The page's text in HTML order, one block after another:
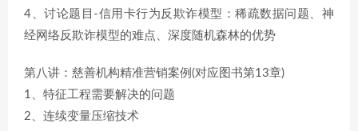
4、讨论题目-信用卡行为反欺诈模型：稀疏数据问题、神
经网络反欺诈模型的难点、深度随机森林的优势
第八讲：慈善机构精准营销案例(对应图书第13章)
1、特征工程需要解决的问题
2、连续变量压缩技术